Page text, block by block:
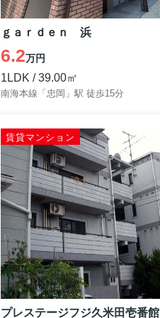
ｇａｒｄｅｎ 浜
6.2万円
1LDK / 39.00㎡
南海本線「忠岡」駅 徒歩15分
賃貸マンション
プレステージフジ久米田壱番館